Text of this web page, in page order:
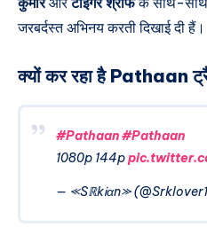
जरबर्दस्त अभिनय करती दिखाई दी हैं।
क्यों कर रहा है Pathaan
#Pathaan#Pathaan
1080p 144p
— ⪻SℝkᎥαn⪼